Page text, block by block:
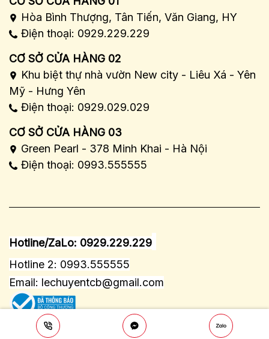
Hòa Bình Thượng, Tân Tiến, Văn Giang, HY
Điện thoại: 0929.229.229
CƠ SỞ CỬA HÀNG 02
Khu biệt thự nhà vườn New city - Liêu Xá - Yên
Mỹ - Hưng Yên
Điện thoại: 0929.029.029
CƠ SỞ CỬA HÀNG 03
Green Pearl - 378 Minh Khai - Hà Nội
Điện thoại: 0993.555555
Hotline/ZaLo: 0929.229.229
Hotline 2: 0993.555555
Email: lechuyentcb@gmail.com